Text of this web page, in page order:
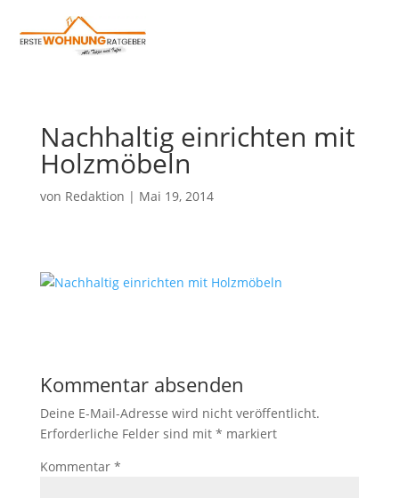
Nachhaltig einrichten mit
Holzmöbeln
von Redaktion | Mai 19, 2014
Kommentar absenden
Deine E-Mail-Adresse wird nicht veröffentlicht.
Erforderliche Felder sind mit * markiert
Kommentar *